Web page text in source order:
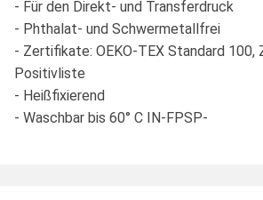
- Für den Direkt- und Transferdruck
- Phthalat- und Schwermetallfrei
- Zertifikate: OEKO-TEX Standard 100,
Positivliste
- Heißfixierend
- Waschbar bis 60° C IN-FPSP-